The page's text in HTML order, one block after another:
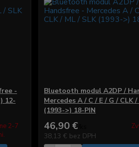
-
12-
2-7
Bluetooth modul A2DP /
Mercedes A / C / E / G / CLK /
(1993->) 18-PIN
46,90 €
38,13 € bez DPH